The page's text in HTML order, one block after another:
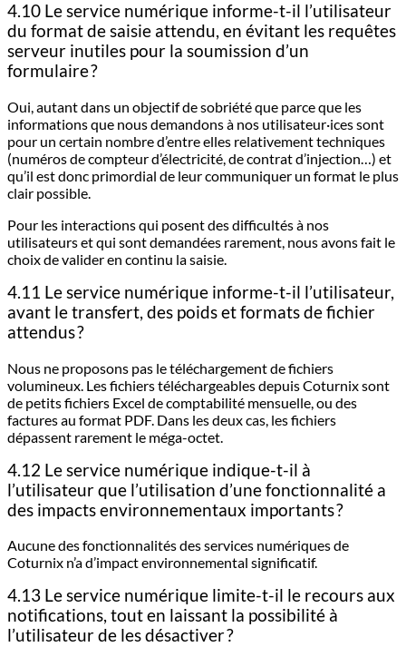
4.10 Le service numérique informe-t-il l’utilisateur
du format de saisie attendu, en évitant les requêtes
serveur inutiles pour la soumission d’un
formulaire ?
Oui, autant dans un objectif de sobriété que parce que les
informations que nous demandons à nos utilisateur·ices sont
pour un certain nombre d’entre elles relativement techniques
(numéros de compteur d’électricité, de contrat d’injection…) et
qu’il est donc primordial de leur communiquer un format le plus
clair possible.
Pour les interactions qui posent des difficultés à nos
utilisateurs et qui sont demandées rarement, nous avons fait le
choix de valider en continu la saisie.
4.11 Le service numérique informe-t-il l’utilisateur,
avant le transfert, des poids et formats de fichier
attendus ?
Nous ne proposons pas le téléchargement de fichiers
volumineux. Les fichiers téléchargeables depuis Coturnix sont
de petits fichiers Excel de comptabilité mensuelle, ou des
factures au format PDF. Dans les deux cas, les fichiers
dépassent rarement le méga-octet.
4.12 Le service numérique indique-t-il à
l’utilisateur que l’utilisation d’une fonctionnalité a
des impacts environnementaux importants ?
Aucune des fonctionnalités des services numériques de
Coturnix n’a d’impact environnemental significatif.
4.13 Le service numérique limite-t-il le recours aux
notifications, tout en laissant la possibilité à
l’utilisateur de les désactiver ?